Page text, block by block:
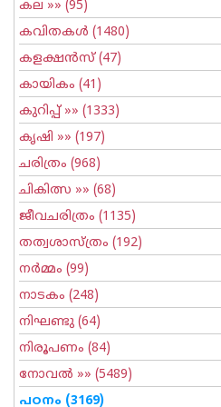
കല »» (95)
കവിതകള്‍ (1480)
കളക്ഷന്‍സ്(47)
കായികം (41)
കുറിപ്പ്‌ »» (1333)
കൃഷി »» (197)
ചരിത്രം (968)
ചികിത്സ »» (68)
ജീവചരിത്രം (1135)
തത്വശാസ്ത്രം (192)
നര്‍മ്മം (99)
നാടകം (248)
നിഘണ്ടു (64)
നിരൂപണം (84)
നോവല്‍ »» (5489)
പഠനം (3169)